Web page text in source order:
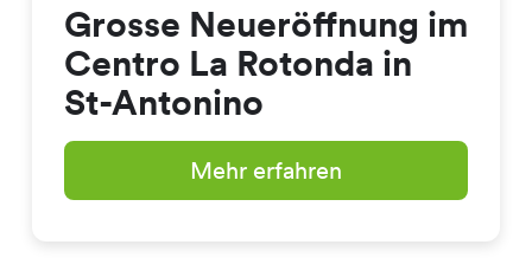
Grosse Neueröffnung im
Centro La Rotonda in
St-Antonino
Mehr erfahren